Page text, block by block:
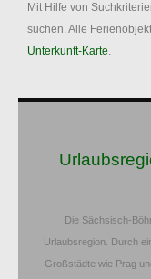
Mit Hilfe von
suchen. Alle
Unterkunft-Karte.
Die Sächsisch-
Urlaubsregion. Durch
Großstädte wie Prag